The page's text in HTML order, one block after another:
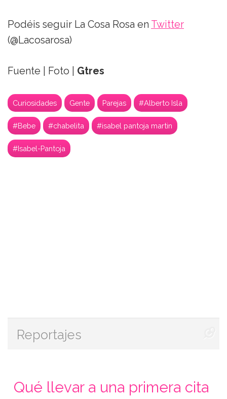
Podéis seguir La Cosa Rosa en Twitter
(@Lacosarosa)
Fuente | Foto | Gtres
Curiosidades Gente Parejas #Alberto Isla
#Bebe #chabelita #isabel pantoja martin
#Isabel-Pantoja
Reportajes
Qué llevar a una primera cita